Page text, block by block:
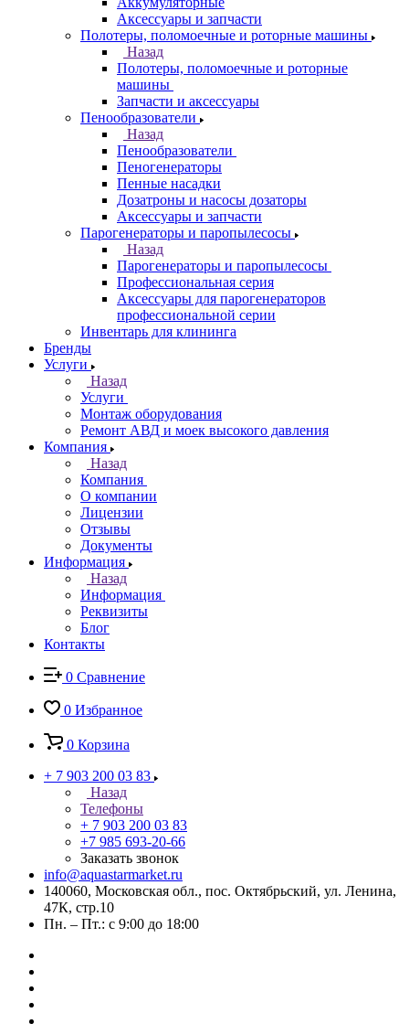
Аксессуары и запчасти
Полотеры, поломоечные и роторные машины
Назад
Полотеры, поломоечные и роторные
машины
Запчасти и аксессуары
Пенообразователи
Назад
Пенообразователи
Пеногенераторы
Пенные насадки
Дозатроны и насосы дозаторы
Аксессуары и запчасти
Парогенераторы и паропылесосы
Назад
Парогенераторы и паропылесосы
Профессиональная серия
Аксессуары для парогенераторов
профессиональной серии
Инвентарь для клининга
Бренды
Услуги
Назад
Услуги
Монтаж оборудования
Ремонт АВД и моек высокого давления
Компания
Назад
Компания
О компании
Лицензии
Отзывы
Документы
Информация
Назад
Информация
Реквизиты
Блог
Контакты
0 Сравнение
0 Избранное
0 Корзина
+ 7 903 200 03 83
Назад
Телефоны
+ 7 903 200 03 83
+7 985 693-20-66
Заказать звонок
info@aquastarmarket.ru
140060, Московская обл., пос. Октябрьский, ул. Ленина,
47К, стр.10
Пн. – Пт.: с 9:00 до 18:00